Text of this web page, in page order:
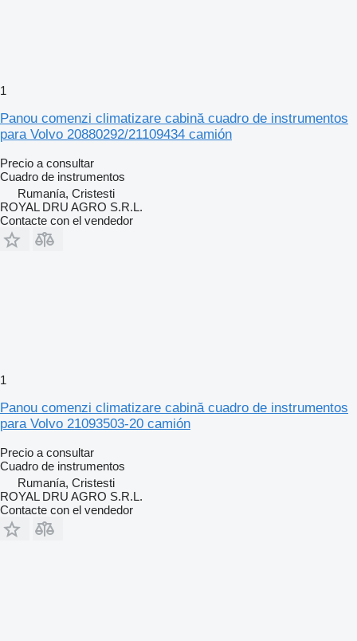
1
Panou comenzi climatizare cabină cuadro de instrumentos
para Volvo 20880292/21109434 camión
Precio a consultar
Cuadro de instrumentos
Rumanía, Cristesti
ROYAL DRU AGRO S.R.L.
Contacte con el vendedor
1
Panou comenzi climatizare cabină cuadro de instrumentos
para Volvo 21093503-20 camión
Precio a consultar
Cuadro de instrumentos
Rumanía, Cristesti
ROYAL DRU AGRO S.R.L.
Contacte con el vendedor